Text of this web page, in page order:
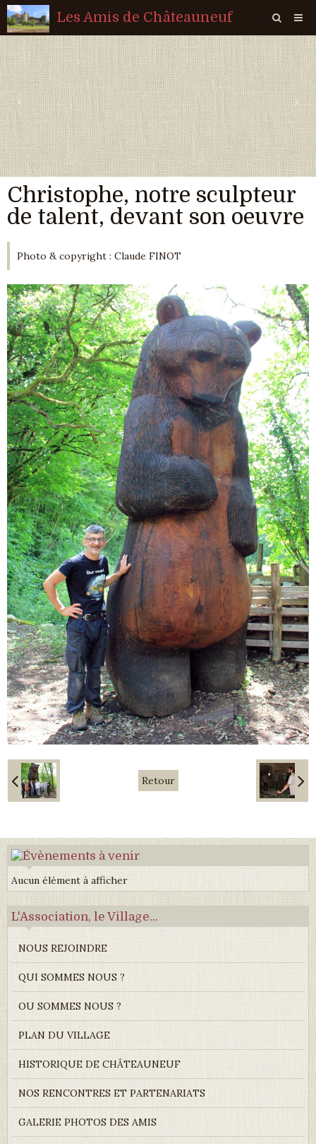
Les Amis de Châteauneuf
Page d'accueil
Livre d'or
Agenda
Quiz
Vidéos
Album
Contact
‹ ›
Christophe, notre sculpteur
de talent, devant son oeuvre
Photo & copyright : Claude FINOT
Retour
Aucun élément à afficher
L'Association, le Village...
NOUS REJOINDRE
QUI SOMMES NOUS ?
OU SOMMES NOUS ?
PLAN DU VILLAGE
HISTORIQUE DE CHÂTEAUNEUF
NOS RENCONTRES ET PARTENARIATS
GALERIE PHOTOS DES AMIS